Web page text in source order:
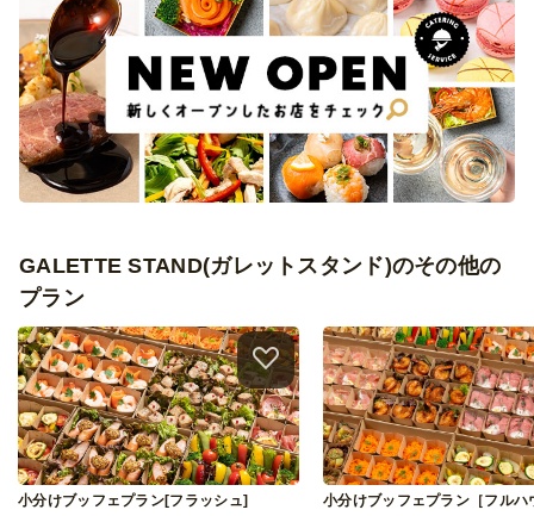
GALETTE STAND(ガレットスタンド)のその他の
プラン
小分けブッフェプラン[フラッシュ]
小分けブッフェプラン［フルハ